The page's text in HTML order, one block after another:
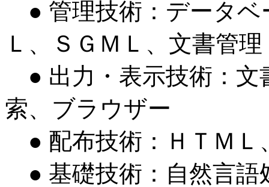
● 管理技術：データベ
Ｌ、ＳＧＭＬ、文書管理
● 出力・表示技術：文
索、ブラウザー
● 配布技術：ＨＴＭＬ
● 基礎技術：自然言語